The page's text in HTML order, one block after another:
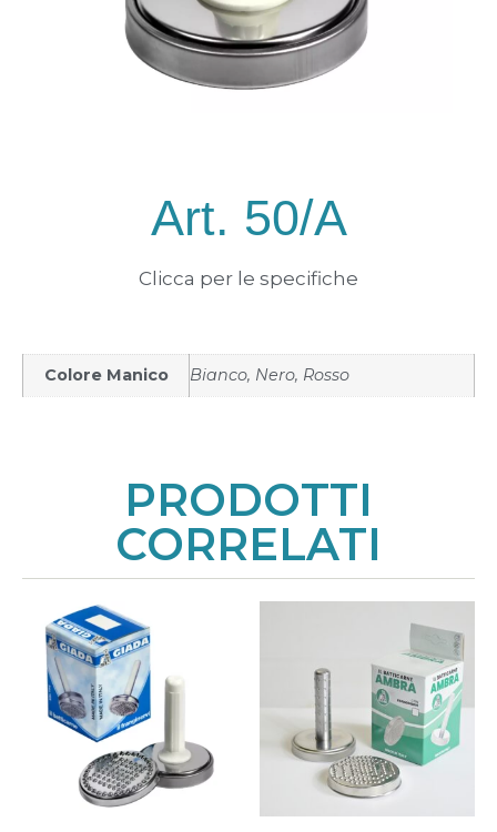
Art. 50/A
Clicca per le specifiche
Colore Manico Bianco, Nero, Rosso
PRODOTTI
CORRELATI